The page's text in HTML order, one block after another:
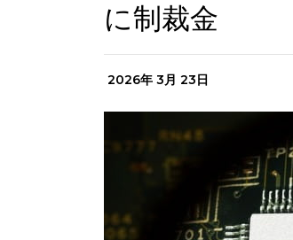
に制裁金
2026年 3月 23日